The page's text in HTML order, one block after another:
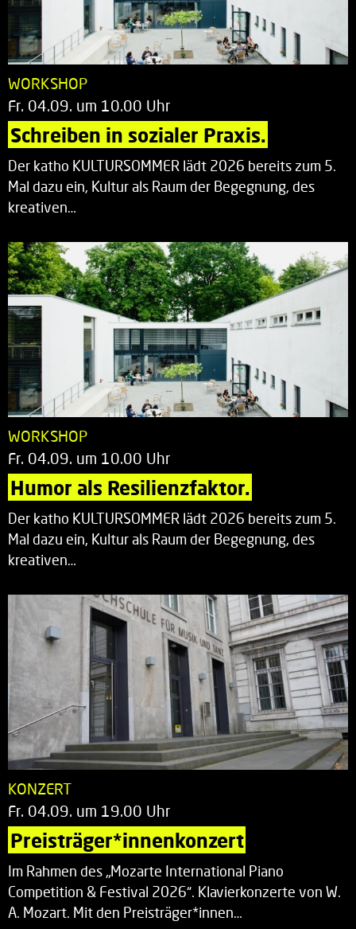
WORKSHOP
Fr. 04.09. um 10.00 Uhr
Schreiben in sozialer Praxis.
Der katho KULTURSOMMER lädt 2026 bereits zum 5.
Mal dazu ein, Kultur als Raum der Begegnung, des
kreativen…
WORKSHOP
Fr. 04.09. um 10.00 Uhr
Humor als Resilienzfaktor.
Der katho KULTURSOMMER lädt 2026 bereits zum 5.
Mal dazu ein, Kultur als Raum der Begegnung, des
kreativen…
KONZERT
Fr. 04.09. um 19.00 Uhr
Preisträger*innenkonzert
Im Rahmen des „Mozarte International Piano
Competition & Festival 2026“. Klavierkonzerte von W.
A. Mozart. Mit den Preisträger*innen…